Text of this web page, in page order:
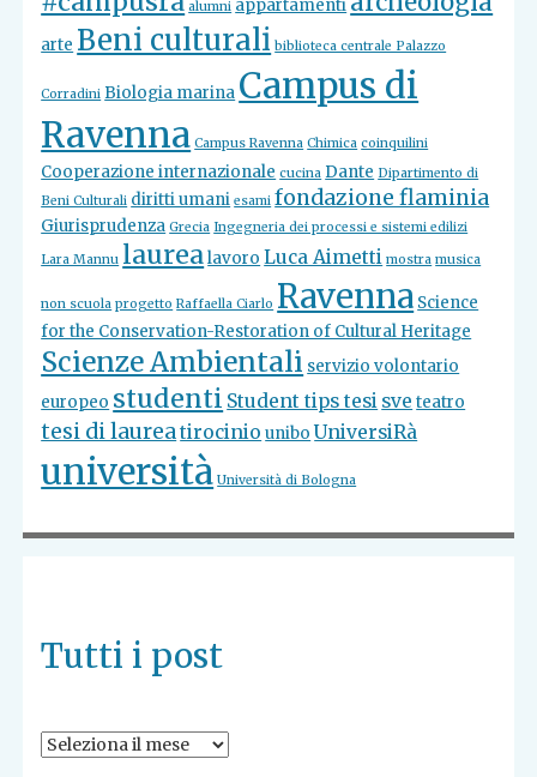
alumni appartamenti
arte Beni culturali biblioteca centrale Palazzo
Corradini Biologia marina Campus di
Ravenna Campus Ravenna Chimica coinquilini
Cooperazione internazionale cucina Dante Dipartimento di
Beni Culturali diritti umani esami fondazione flaminia
Giurisprudenza Grecia Ingegneria dei processi e sistemi edilizi
Lara Mannu laurealavoro Luca Aimetti mostra musica
non scuola progetto Raffaella Ciarlo Ravenna Science
for the Conservation-Restoration of Cultural Heritage
Scienze Ambientali servizio volontario
europeo studenti Student tips tesi sve teatro
tesi di laureatirocinio unibo UniversiRà
università Università di Bologna
Tutti i post
Tutti